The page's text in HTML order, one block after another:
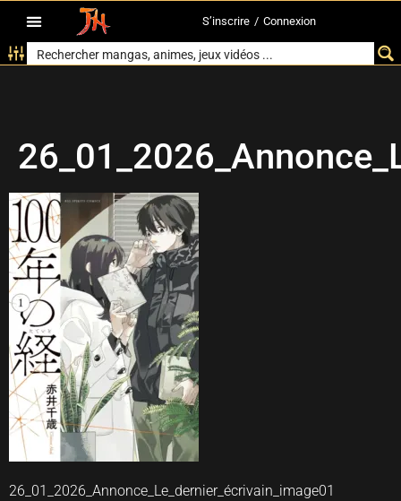
S’inscrire / Connexion
26_01_2026_Annonce_Le_dernier_écrivain_image01